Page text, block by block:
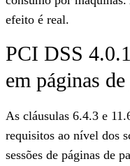
efeito é real.
PCI DSS
em páginas
As cláusulas 6.4.3 e
requisitos ao nível dos
sessões de páginas de